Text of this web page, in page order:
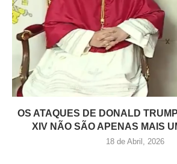
OS ATAQUES DE DONALD
XIV NÃO SÃO APENAS MAIS
18 de Abril, 2026